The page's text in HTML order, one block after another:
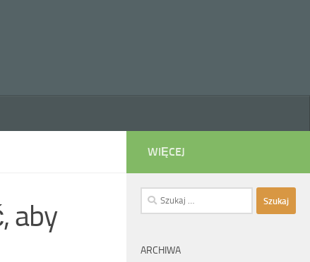
aby
WIĘCEJ
Szukaj:
ARCHIWA